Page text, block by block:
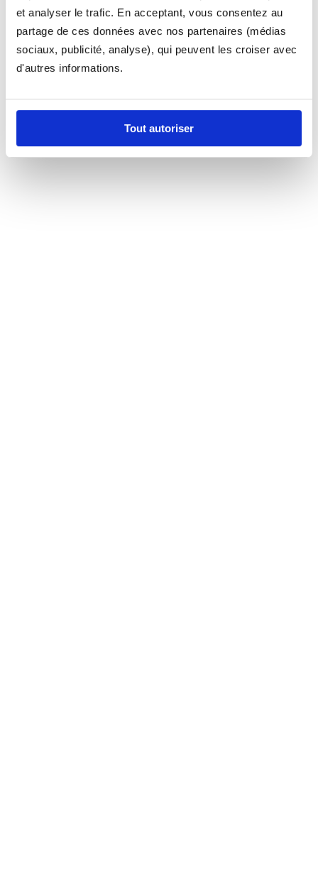
et analyser le trafic. En acceptant, vous consentez au
partage de ces données avec nos partenaires (médias
sociaux, publicité, analyse), qui peuvent les croiser avec
d'autres informations.
Tout autoriser